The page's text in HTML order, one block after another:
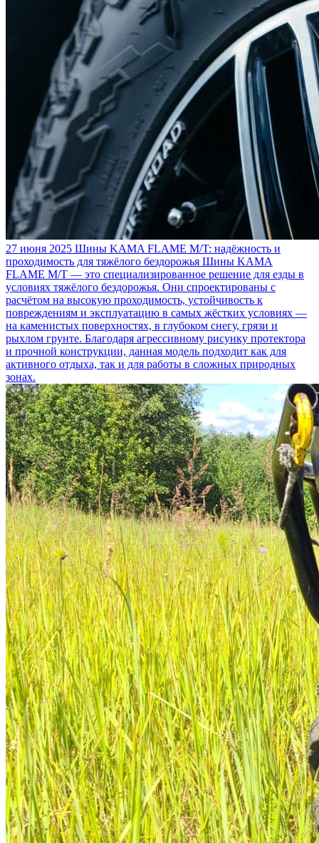
27 июня 2025 Шины KAMA FLAME M/T: надёжность и
проходимость для тяжёлого бездорожья Шины KAMA
FLAME M/T — это специализированное решение для езды в
условиях тяжёлого бездорожья. Они спроектированы с
расчётом на высокую проходимость, устойчивость к
повреждениям и эксплуатацию в самых жёстких условиях —
на каменистых поверхностях, в глубоком снегу, грязи и
рыхлом грунте. Благодаря агрессивному рисунку протектора
и прочной конструкции, данная модель подходит как для
активного отдыха, так и для работы в сложных природных
зонах.